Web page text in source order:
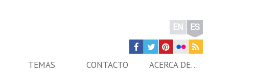
EN ES
TEMAS CONTACTO ACERCA DE…